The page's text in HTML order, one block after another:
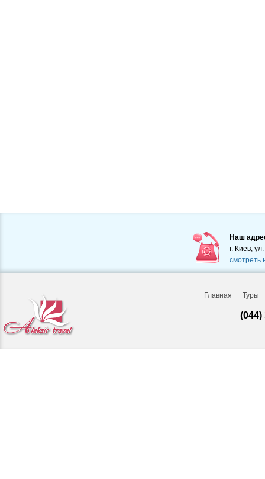
Наш
г. Киев,
смотреть
Главная Туры
(044)